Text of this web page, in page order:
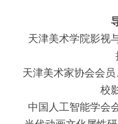
天津美术学院影视
天津美术家协会会
校
中国人工智能学会